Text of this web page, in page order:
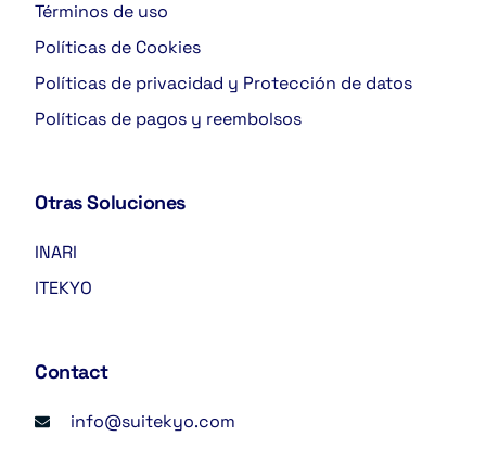
Términos de uso
Políticas de Cookies
Políticas de privacidad y Protección de datos
Políticas de pagos y reembolsos
Otras Soluciones
INARI
ITEKYO
Contact
info@suitekyo.com